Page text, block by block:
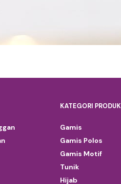
KATEGORI PRODUK
Gamis
Gamis Polos
Gamis Motif
Tunik
Hijab